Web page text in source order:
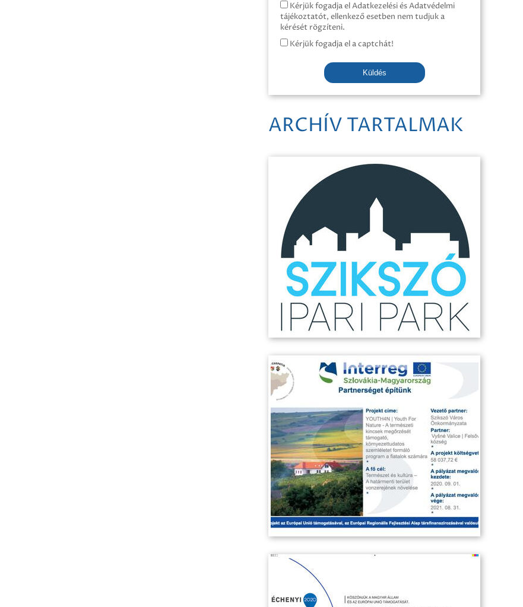
Kérjük fogadja el Adatkezelési és Adatvédelmi
tájékoztatót, ellenkező esetben nem tudjuk a
kérését rögzíteni.
Kérjük fogadja el a captchát!
Küldés
ARCHÍV TARTALMAK